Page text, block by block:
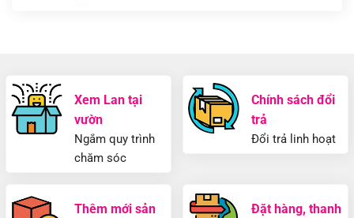
Xem Lan tại
vườn
Ngắm quy trình
chăm sóc
Chính sách đổi
trả
Đổi trả linh hoạt
Thêm mới sản
Đặt hàng, thanh